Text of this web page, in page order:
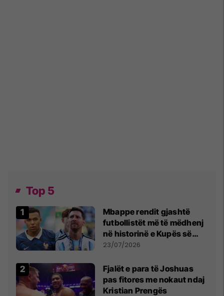
Top 5
Mbappe rendit gjashtë
futbollistët më të mëdhenj
në historinë e Kupës së
Botës, Messi mbetet i dyti
23/07/2026
Fjalët e para të Joshuas
pas fitores me nokaut ndaj
Kristian Prengës